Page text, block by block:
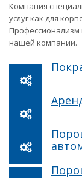
Компания
услуг как для
нашей компании.